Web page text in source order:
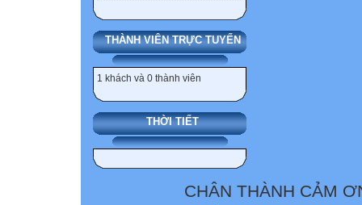
THÀNH VIÊN TRỰC TUYẾN
1 khách và 0 thành viên
THỜI TIẾT
CHÂN THÀNH CẢM